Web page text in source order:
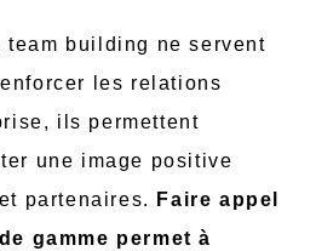
team building ne servent
les relations
ils permettent
une image positive
partenaires.
Faire appel
gamme permet à